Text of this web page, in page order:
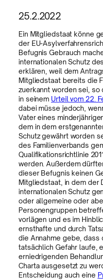
25.2.2022
Ein Mitgliedstaat könne
der EU-
Befugnis Gebrauch
internationalen Schutz
erklären, weil dem
Mitgliedstaat bereits die
zuerkannt worden sei,
in seinem Urteil vom 22.
dabei müsse jedoch,
Vater eines
dem in dem
Schutz gewährt worden
des Familienverbands
Qualifikationsrichtlinie
werden. Außerdem
dieser Befugnis keinen
Mitgliedstaat, in dem der
internationalen Schutz
oder allgemeine oder
Personengruppen
vorlägen und es im
ernsthafte und durch
die Annahme gebe,
tatsächlich Gefahr laufe,
erniedrigenden
Charta ausgesetzt zu
Entscheidung auch eine